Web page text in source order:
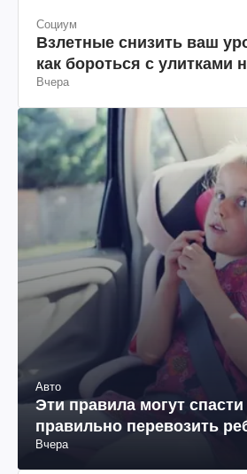
Социум
Взлетные снизить ваш
как бороться с улитками
Вчера
Авто
Эти правила могут
правильно перевозить
Вчера